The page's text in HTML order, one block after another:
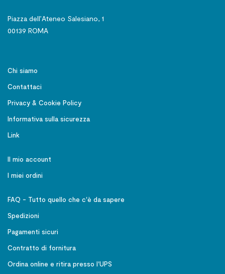
Piazza dell’Ateneo Salesiano, 1
00139 ROMA
Chi siamo
Contattaci
Privacy & Cookie Policy
Informativa sulla sicurezza
Link
Il mio account
I miei ordini
FAQ - Tutto quello che c'è da sapere
Spedizioni
Pagamenti sicuri
Contratto di fornitura
Ordina online e ritira presso l'UPS